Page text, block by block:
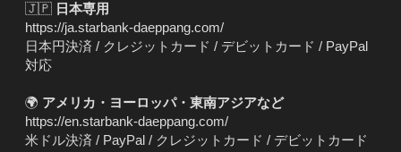
🇯🇵 日本専用
https://ja.starbank-daeppang.com/
日本円決済 / クレジットカード / デビットカード / PayPal
対応
🌍 アメリカ・ヨーロッパ・東南アジアなど
https://en.starbank-daeppang.com/
米ドル決済 / PayPal / クレジットカード / デビットカード